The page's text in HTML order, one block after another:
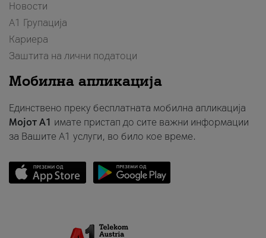
Новости
А1 Групација
Кариера
Заштита на лични податоци
Мобилна апликација
Единствено преку бесплатната мобилна апликација
Мојот A1 имате пристап до сите важни информации
за Вашите A1 услуги, во било кое време.